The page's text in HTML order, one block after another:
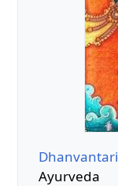
Dhanvantari
Ayurveda